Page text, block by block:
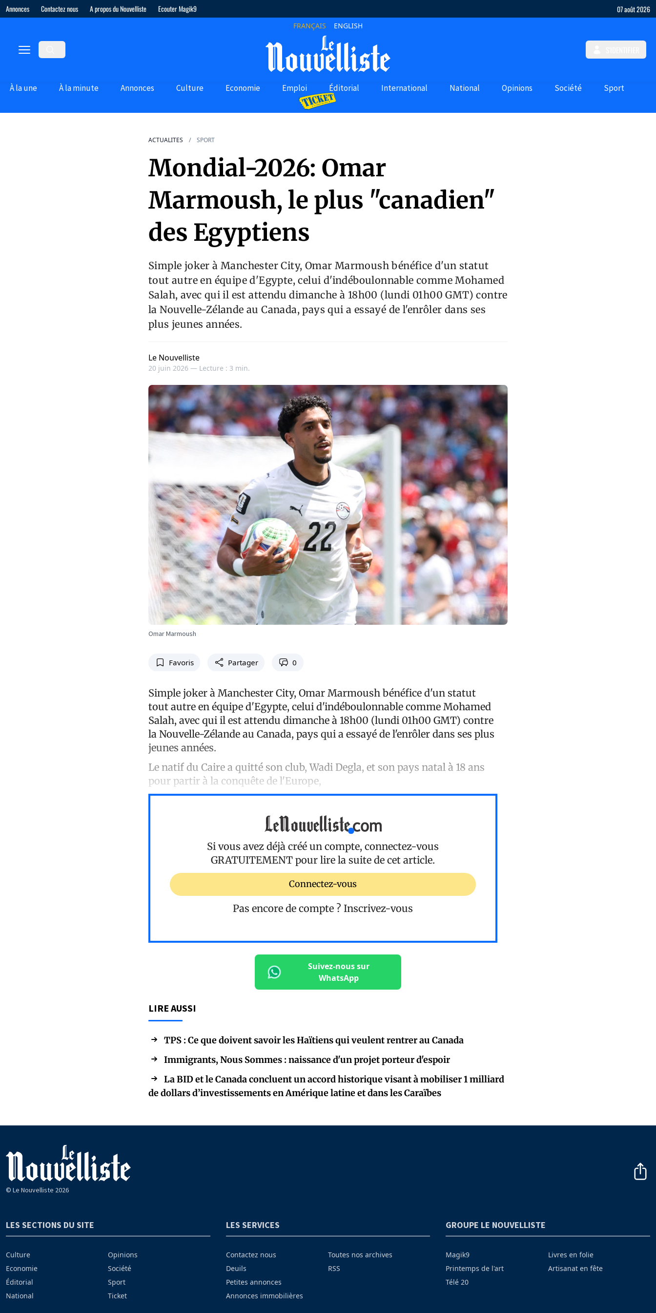
Annonces Contactez nous A propos du Nouvelliste Ecouter Magik9 07 août 2026
FRANÇAIS ENGLISH
À la une À la minute Annonces Culture Economie Emploi Éditorial International National Opinions Société Sport
ACTUALITES SPORT
Mondial-2026: Omar
Marmoush, le plus "canadien"
des Egyptiens
Simple joker à Manchester City, Omar Marmoush bénéfice d'un statut
tout autre en équipe d'Egypte, celui d'indéboulonnable comme Mohamed
Salah, avec qui il est attendu dimanche à 18h00 (lundi 01h00 GMT) contre
la Nouvelle-Zélande au Canada, pays qui a essayé de l'enrôler dans ses
plus jeunes années.
Le Nouvelliste
20 juin 2026 — Lecture : 3 min.
Omar Marmoush
Favoris Partager 0
Simple joker à Manchester City, Omar Marmoush bénéfice d'un statut
tout autre en équipe d'Egypte, celui d'indéboulonnable comme Mohamed
Salah, avec qui il est attendu dimanche à 18h00 (lundi 01h00 GMT) contre
la Nouvelle-Zélande au Canada, pays qui a essayé de l'enrôler dans ses plus
jeunes années.
Le natif du Caire a quitté son club, Wadi Degla, et son pays natal à 18 ans
pour partir à la conquête de l'Europe,
Si vous avez déjà créé un compte, connectez-vous
GRATUITEMENT pour lire la suite de cet article.
Connectez-vous
Pas encore de compte ? Inscrivez-vous
Suivez-nous sur
WhatsApp
LIRE AUSSI
TPS : Ce que doivent savoir les Haïtiens qui veulent rentrer au Canada
Immigrants, Nous Sommes : naissance d'un projet porteur d'espoir
La BID et le Canada concluent un accord historique visant à mobiliser 1 milliard
de dollars d’investissements en Amérique latine et dans les Caraïbes
© Le Nouvelliste 2026
LES SECTIONS DU SITE
Culture
Economie
Éditorial
National
Opinions
Société
Sport
Ticket
LES SERVICES
Contactez nous
Deuils
Petites annonces
Annonces immobilières
Toutes nos archives
RSS
GROUPE LE NOUVELLISTE
Magik9
Printemps de l'art
Télé 20
Livres en folie
Artisanat en fête